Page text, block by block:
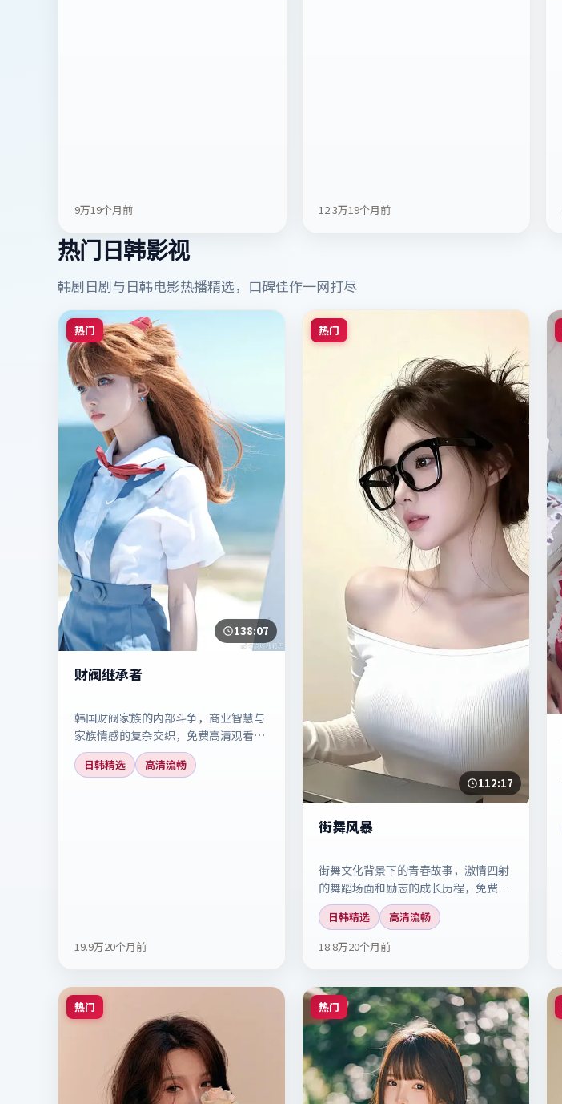
9万19个月前 12.3万19个月前
热门日韩影视
韩剧日剧与日韩电影热播精选，口碑佳作一网打尽
热门
138:07
财阀继承者
韩国财阀家族的内部斗争，商业智慧与
家族情感的复杂交织，免费高清观看这
部商战大戏。
日韩精选 高清流畅
19.9万20个月前
热门
112:17
街舞风暴
街舞文化背景下的青春故事，激情四射
的舞蹈场面和励志的成长历程，免费高
清观看。
日韩精选
高清流畅
18.8万20个月前
热门 热门